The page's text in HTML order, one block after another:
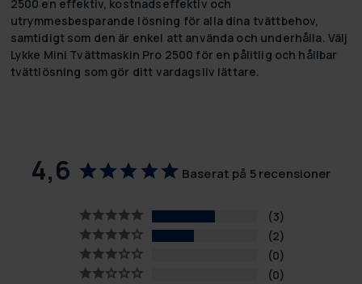
2500 en effektiv, kostnadseffektiv och
utrymmesbesparande lösning för alla dina tvättbehov,
samtidigt som den är enkel att använda och underhålla. Välj
Lykke Mini Tvättmaskin Pro 2500 för en pålitlig och hållbar
tvättlösning som gör ditt vardagsliv lättare.
4,6 Baserat på 5 recensioner
3
2
0
0